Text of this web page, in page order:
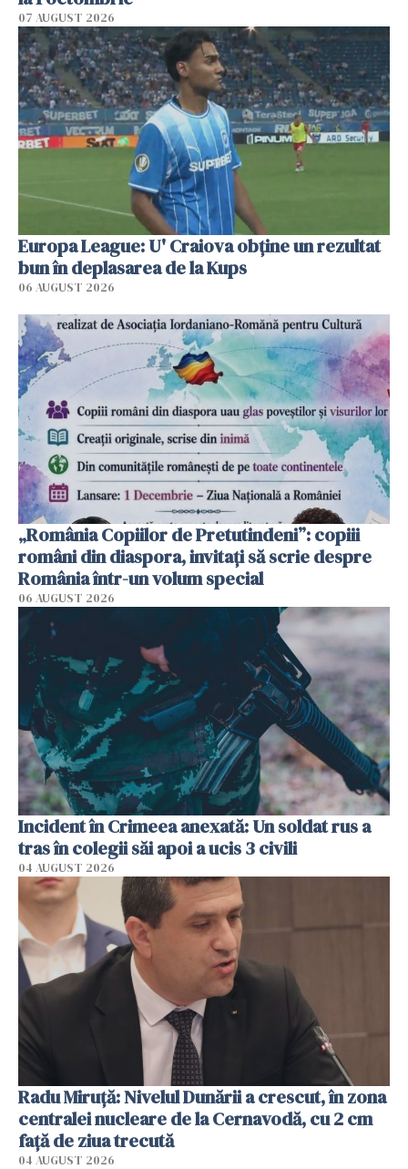
07 AUGUST 2026
Europa League: U' Craiova obține un rezultat
bun în deplasarea de la Kups
06 AUGUST 2026
„România Copiilor de Pretutindeni”: copiii
români din diaspora, invitați să scrie despre
România într-un volum special
06 AUGUST 2026
Incident în Crimeea anexată: Un soldat rus a
tras în colegii săi apoi a ucis 3 civili
04 AUGUST 2026
Radu Miruţă: Nivelul Dunării a crescut, în zona
centralei nucleare de la Cernavodă, cu 2 cm
faţă de ziua trecută
04 AUGUST 2026